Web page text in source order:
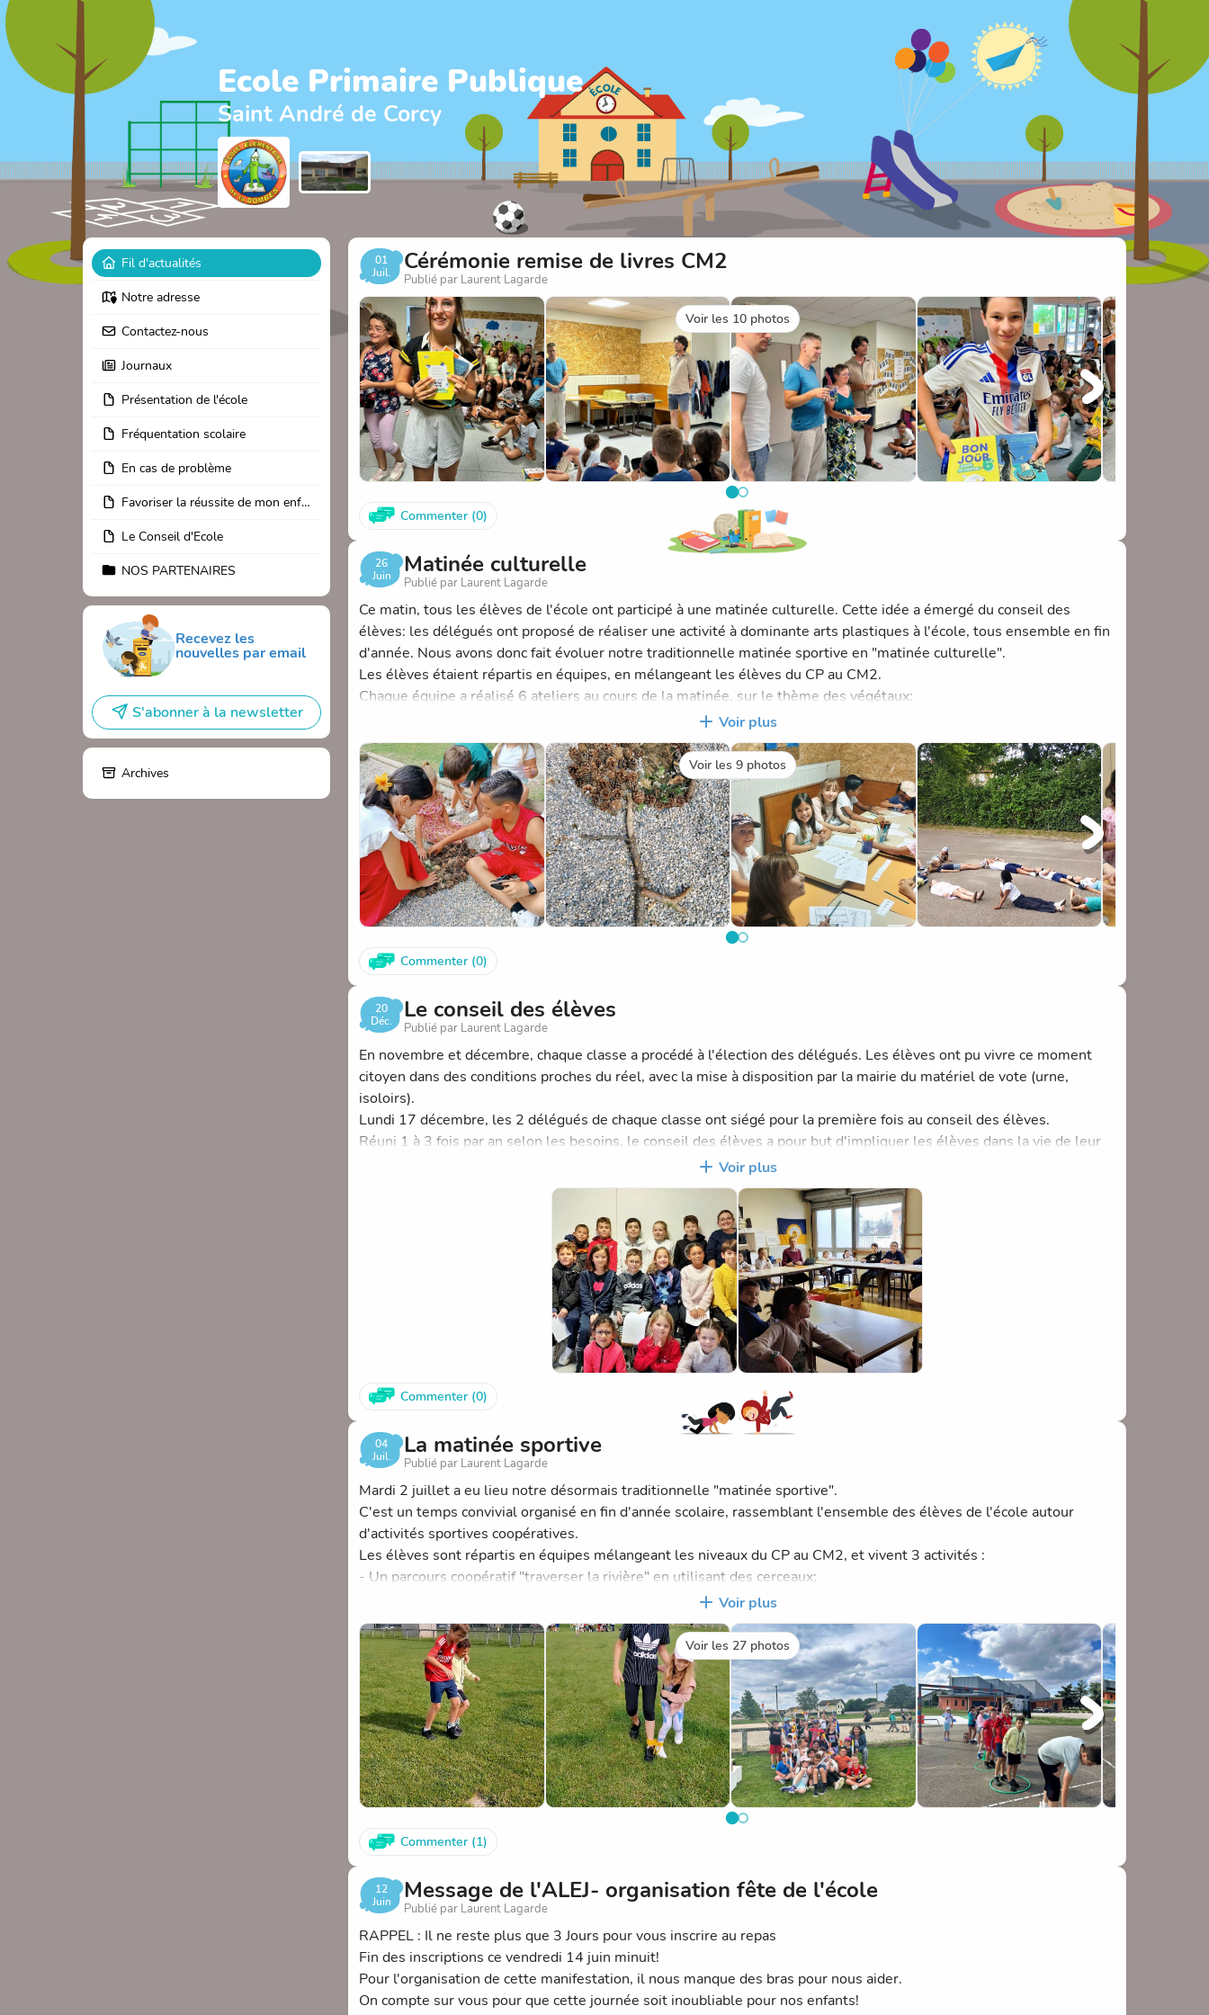
Ecole Primaire Publique
Saint André de Corcy
Fil d'actualités
Notre adresse
Contactez-nous
Journaux
Présentation de l'école
Fréquentation scolaire
En cas de problème
Favoriser la réussite de mon enfant à l'école
Le Conseil d'Ecole
NOS PARTENAIRES
Recevez les
nouvelles par email
S'abonner à la newsletter
Archives
01
Juil.
Cérémonie remise de livres CM2
Publié par Laurent Lagarde
Voir les 10 photos
Commenter (0)
26
Juin
Matinée culturelle
Publié par Laurent Lagarde
Ce matin, tous les élèves de l'école ont participé à une matinée culturelle. Cette idée a émergé du conseil des
élèves: les délégués ont proposé de réaliser une activité à dominante arts plastiques à l'école, tous ensemble en fin
d'année. Nous avons donc fait évoluer notre traditionnelle matinée sportive en "matinée culturelle".
Les élèves étaient répartis en équipes, en mélangeant les élèves du CP au CM2.
Chaque équipe a réalisé 6 ateliers au cours de la matinée, sur le thème des végétaux:
- Kapla
- Pâte à modeler
- Fresque en fleurs
- arbre décoratif
- "Végétaux humains"
Les productions des élèves seront exposées sous le préau de l'école élémentaire.L'exposition sera visible demain
soir lors de la fête de l'école. N'oubliez pas d'aller la visiter avec votre enfant!
Voir plus
Voir les 9 photos
Commenter (0)
20
Déc.
Le conseil des élèves
Publié par Laurent Lagarde
En novembre et décembre, chaque classe a procédé à l'élection des délégués. Les élèves ont pu vivre ce moment
citoyen dans des conditions proches du réel, avec la mise à disposition par la mairie du matériel de vote (urne,
isoloirs).
Lundi 17 décembre, les 2 délégués de chaque classe ont siégé pour la première fois au conseil des élèves.
Réuni 1 à 3 fois par an selon les besoins, le conseil des élèves a pour but d'impliquer les élèves dans la vie de leur
- Recherche de solutions aux problèmes communs rencontrés;
- Les propositions d'amélioration, d'animation, de projets pour la vie d'école;
Ainsi au préalable, chaque classe transmet un problème rencontré et une proposition pour l'école, afin d'alimenter
l'ordre du jour du conseil des élèves.
Nous félicitons les délégués 2024-25 pour leur élection et leur participation active, petits comme grands!
Voir plus
Commenter (0)
04
Juil.
La matinée sportive
Publié par Laurent Lagarde
Mardi 2 juillet a eu lieu notre désormais traditionnelle "matinée sportive".
C'est un temps convivial organisé en fin d'année scolaire, rassemblant l'ensemble des élèves de l'école autour
d'activités sportives coopératives.
Les élèves sont répartis en équipes mélangeant les niveaux du CP au CM2, et vivent 3 activités :
- Un parcours coopératif "traverser la rivière" en utilisant des cerceaux;
- Apprentissage d'une danse
La matinée s'est conclue par la réalisation collective de la danse apprise dans l'un des ateliers, ainsi qu'un chant
appris par quelques classes sur le thème des jeux olympiques.
Cette année, lors du conseil des élèves, les délégués de classe avaient proposé de faire un "pique-nique" géant tous
ensemble: nous avons saisi l'occasion pour l'organiser en partenariat avec ECLAT. L'équipe d'animation a également
proposé des activités coopératives pendant la pause méridienne.
Ce fut une belle réussite! Merci aux parents accompagnateurs, à l'équipe enseignante, et à l'équipe d'animation
d'ECLAT!
Voir plus
Voir les 27 photos
Commenter (1)
12
Juin
Message de l'ALEJ- organisation fête de l'école
Publié par Laurent Lagarde
RAPPEL : Il ne reste plus que 3 Jours pour vous inscrire au repas
Fin des inscriptions ce vendredi 14 juin minuit!
Pour l'organisation de cette manifestation, il nous manque des bras pour nous aider.
On compte sur vous pour que cette journée soit inoubliable pour nos enfants!